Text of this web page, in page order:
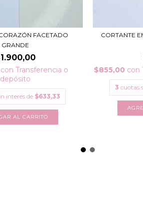
FACETADO
GRANDE
con Transferencia o
depósito
interés de $633,33
CORTANTE
$855,00 con
3 cuotas